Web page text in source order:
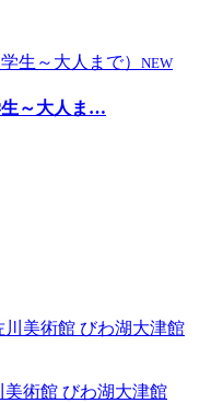
NEW
～大人ま…
術館 びわ湖大津館